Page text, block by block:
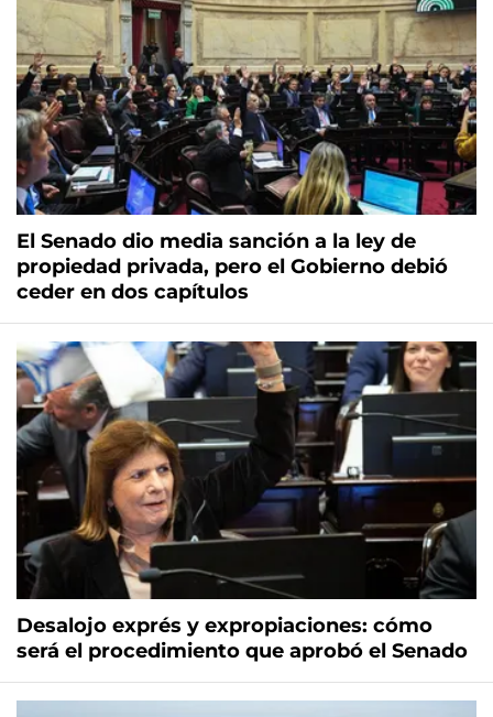
El Senado dio media sanción a la ley de
propiedad privada, pero el Gobierno debió
ceder en dos capítulos
Desalojo exprés y expropiaciones: cómo
será el procedimiento que aprobó el Senado